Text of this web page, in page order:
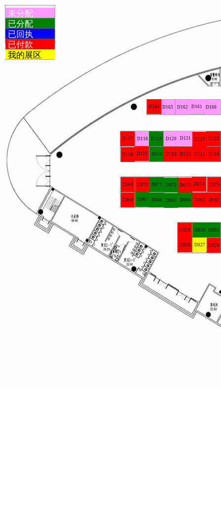
未分配
已分配
已回执
已付款
我的展区
D026
D027
D028
D029 D030 D031
D062
D063
D064
D065
D066
D067
D068
D069 D070 D071 D072 D073 D074 D075
D110
D111
D112
D113
D114
D115
D116
D117 D118 D119 D120 D121 D122 D123
D160
D161
D162
D163
D164